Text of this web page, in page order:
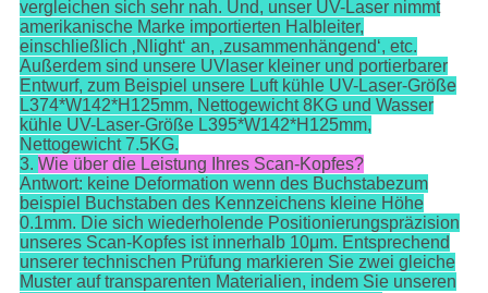
vergleichen sich sehr nah. Und, unser UV-Laser nimmt
amerikanische Marke importierten Halbleiter,
einschließlich ‚Nlight‘ an, ‚zusammenhängend‘, etc.
Außerdem sind unsere UVlaser kleiner und portierbarer
Entwurf, zum Beispiel unsere Luft kühle UV-Laser-Größe
L374*W142*H125mm, Nettogewicht 8KG und Wasser
kühle UV-Laser-Größe L395*W142*H125mm,
Nettogewicht 7.5KG.
3. Wie über die Leistung Ihres Scan-Kopfes?
Antwort: keine Deformation wenn des Buchstabezum
beispiel Buchstaben des Kennzeichens kleine Höhe
0.1mm. Die sich wiederholende Positionierungspräzision
unseres Scan-Kopfes ist innerhalb 10μm. Entsprechend
unserer technischen Prüfung markieren Sie zwei gleiche
Muster auf transparenten Materialien, indem Sie unseren